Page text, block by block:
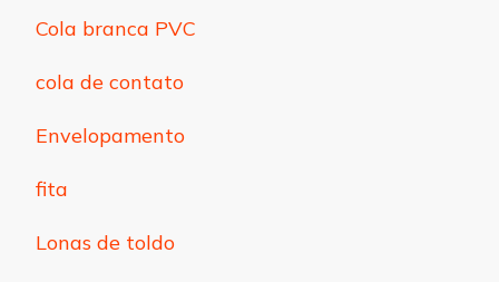
Cola branca PVC
cola de contato
Envelopamento
fita
Lonas de toldo